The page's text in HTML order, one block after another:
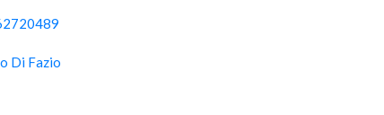
Di Fazio